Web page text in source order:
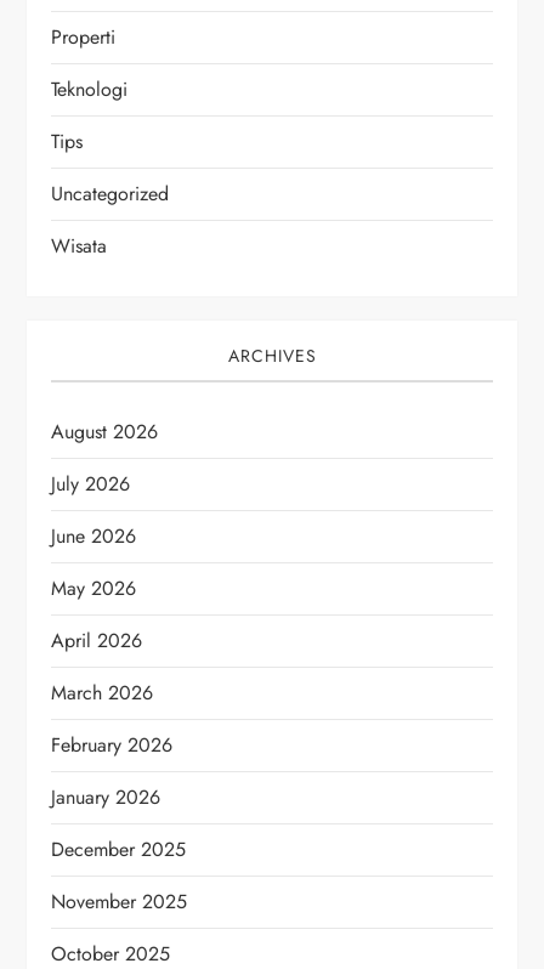
Properti
Teknologi
Tips
Uncategorized
Wisata
ARCHIVES
August 2026
July 2026
June 2026
May 2026
April 2026
March 2026
February 2026
January 2026
December 2025
November 2025
October 2025